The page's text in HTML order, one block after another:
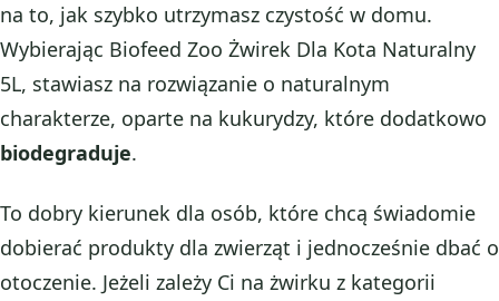
na to, jak szybko utrzymasz czystość w domu.
Wybierając Biofeed Zoo Żwirek Dla Kota Naturalny
5L, stawiasz na rozwiązanie o naturalnym
charakterze, oparte na kukurydzy, które dodatkowo
biodegraduje.
To dobry kierunek dla osób, które chcą świadomie
dobierać produkty dla zwierząt i jednocześnie dbać o
otoczenie. Jeżeli zależy Ci na żwirku z kategorii